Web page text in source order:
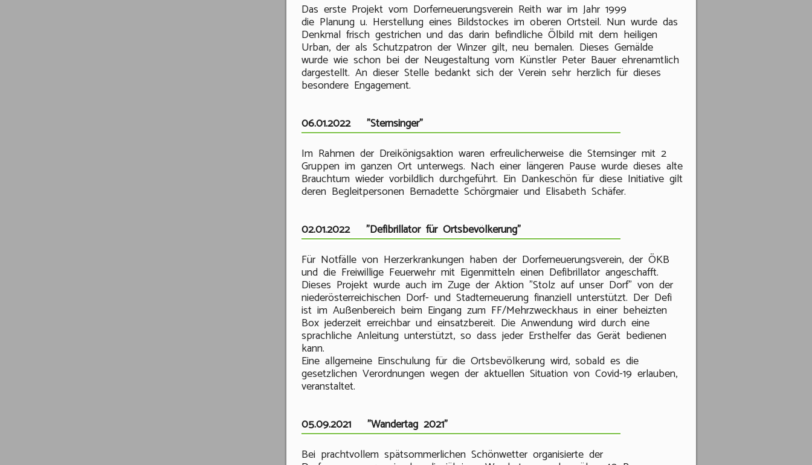
Das erste Projekt vom Dorferneuerungsverein Reith war im Jahr 1999
die Planung u. Herstellung eines Bildstockes im oberen Ortsteil. Nun wurde das
Denkmal frisch gestrichen und das darin befindliche Ölbild mit dem heiligen
Urban, der als Schutzpatron der Winzer gilt, neu bemalen. Dieses Gemälde
wurde wie schon bei der Neugestaltung vom Künstler Peter Bauer ehrenamtlich
dargestellt. An dieser Stelle bedankt sich der Verein sehr herzlich für dieses
besondere Engagement.
06.01.2022 "Sternsinger"
Im Rahmen der Dreikönigsaktion waren erfreulicherweise die Sternsinger mit 2
Gruppen im ganzen Ort unterwegs. Nach einer längeren Pause wurde dieses alte
Brauchtum wieder vorbildlich durchgeführt. Ein Dankeschön für diese Initiative gilt
deren Begleitpersonen Bernadette Schörgmaier und Elisabeth Schäfer.
02.01.2022 "Defibrillator für Ortsbevölkerung"
Für Notfälle von Herzerkrankungen haben der Dorferneuerungsverein, der ÖKB
und die Freiwillige Feuerwehr mit Eigenmitteln einen Defibrillator angeschafft.
Dieses Projekt wurde auch im Zuge der Aktion "Stolz auf unser Dorf" von der
niederösterreichischen Dorf- und Stadterneuerung finanziell unterstützt. Der Defi
ist im Außenbereich beim Eingang zum FF/Mehrzweckhaus in einer beheizten
Box jederzeit erreichbar und einsatzbereit. Die Anwendung wird durch eine
sprachliche Anleitung unterstützt, so dass jeder Ersthelfer das Gerät bedienen
kann.
Eine allgemeine Einschulung für die Ortsbevölkerung wird, sobald es die
gesetzlichen Verordnungen wegen der aktuellen Situation von Covid-19 erlauben,
veranstaltet.
05.09.2021 "Wandertag 2021"
Bei prachtvollem spätsommerlichen Schönwetter organisierte der